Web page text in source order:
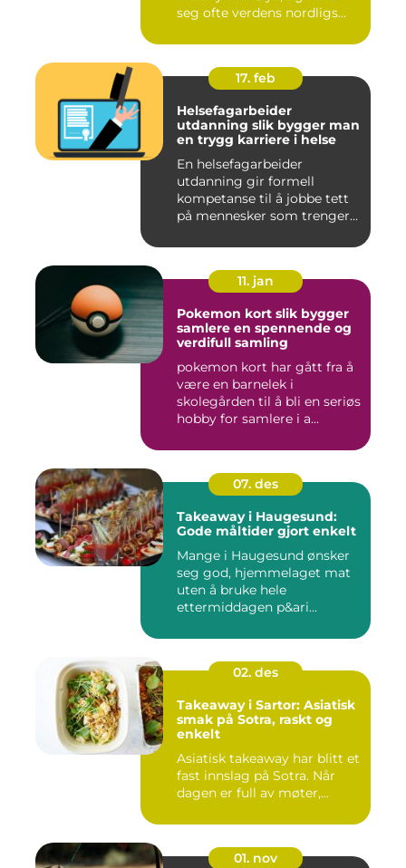
seg ofte verdens nordligs...
17. feb
Helsefagarbeider
utdanning slik bygger man
en trygg karriere i helse
En helsefagarbeider
utdanning gir formell
kompetanse til å jobbe tett
på mennesker som trenger
11. jan
Pokemon kort slik bygger
samlere en spennende og
verdifull samling
pokemon kort har gått fra å
være en barnelek i
skolegården til å bli en seriøs
hobby for samlere i a...
07. des
Takeaway i Haugesund:
Gode måltider gjort enkelt
Mange i Haugesund ønsker
seg god, hjemmelaget mat
uten å bruke hele
ettermiddagen p&ari...
02. des
Takeaway i Sartor: Asiatisk
smak på Sotra, raskt og
enkelt
Asiatisk takeaway har blitt et
fast innslag på Sotra. Når
dagen er full av møter,...
01. nov